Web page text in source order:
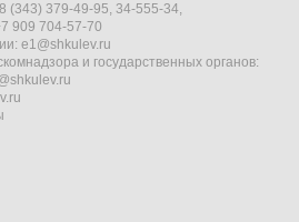
(343) 379-49-95, 34-555-34,
909 704-57-70
e1@shkulev.ru
и государственных органов: